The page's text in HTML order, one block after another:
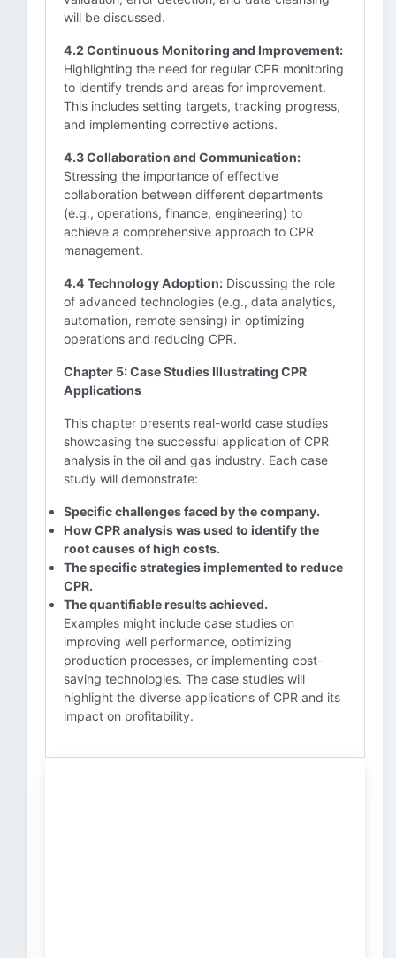
will be discussed.
4.2 Continuous Monitoring and Improvement:
Highlighting the need for regular CPR monitoring
to identify trends and areas for improvement.
This includes setting targets, tracking progress,
and implementing corrective actions.
4.3 Collaboration and Communication:
Stressing the importance of effective
collaboration between different departments
(e.g., operations, finance, engineering) to
achieve a comprehensive approach to CPR
management.
4.4 Technology Adoption: Discussing the role
of advanced technologies (e.g., data analytics,
automation, remote sensing) in optimizing
operations and reducing CPR.
Chapter 5: Case Studies Illustrating CPR
Applications
This chapter presents real-world case studies
showcasing the successful application of CPR
analysis in the oil and gas industry. Each case
study will demonstrate:
Specific challenges faced by the company.
How CPR analysis was used to identify the
root causes of high costs.
The specific strategies implemented to reduce
CPR.
The quantifiable results achieved.
Examples might include case studies on
improving well performance, optimizing
production processes, or implementing cost-
saving technologies. The case studies will
highlight the diverse applications of CPR and its
impact on profitability.